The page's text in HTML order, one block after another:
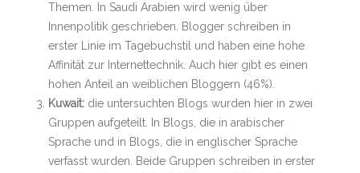
Themen. In Saudi Arabien wird wenig über
Innenpolitik geschrieben. Blogger schreiben in
erster Linie im Tagebuchstil und haben eine hohe
Affinität zur Internettechnik. Auch hier gibt es einen
hohen Anteil an weiblichen Bloggern (46%).
Kuwait: die untersuchten Blogs wurden hier in zwei
Gruppen aufgeteilt. In Blogs, die in arabischer
Sprache und in Blogs, die in englischer Sprache
verfasst wurden. Beide Gruppen schreiben in erster